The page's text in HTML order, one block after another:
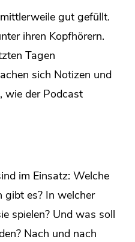
gut gefüllt.
ihren Kopfhörern.
Tagen
sich Notizen und
wie der Podcast
im Einsatz: Welche
gibt es? In welcher
spielen? Und was soll
Nach und nach